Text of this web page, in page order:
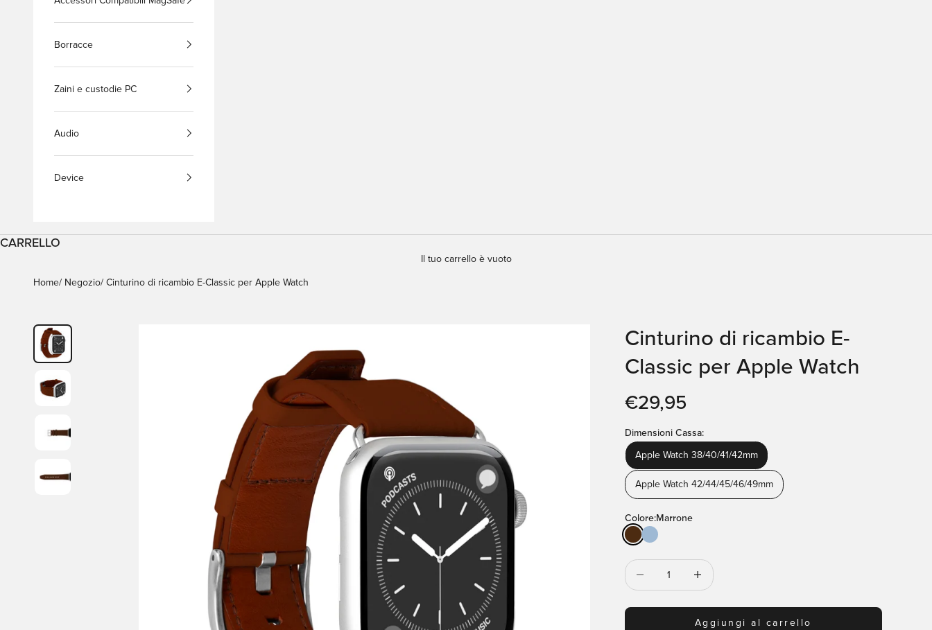
Borracce
Zaini e custodie PC
Audio
Device
CARRELLO
Il tuo carrello è vuoto
Home Negozio Cinturino di ricambio E-Classic per Apple Watch
Cinturino di ricambio E-
Classic per Apple Watch
Prezzo scontato
€29,95
Dimensioni Cassa:
Apple Watch 38/40/41/42mm
Apple Watch 42/44/45/46/49mm
Colore:Marrone
MarronePowder Blue
Diminuisci quantitàDiminuisci quantità
Aggiungi al carrello